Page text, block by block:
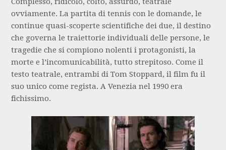
ovviamente. La partita di tennis con le domande, le
continue quasi-scoperte scientifiche dei due, il destino
che governa le traiettorie individuali delle persone, le
tragedie che si compiono nolenti i protagonisti, la
morte e l’incomunicabilità, tutto strepitoso. Come il
testo teatrale, entrambi di Tom Stoppard, il film fu il
suo unico come regista. A Venezia nel 1990 era
fichissimo.